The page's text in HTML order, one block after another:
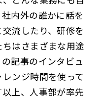
内外の誰かに話を
流したり、研修を
はさまざまな用途
記事のインタビュ
ンジ時間を使って
上、人事部が率先